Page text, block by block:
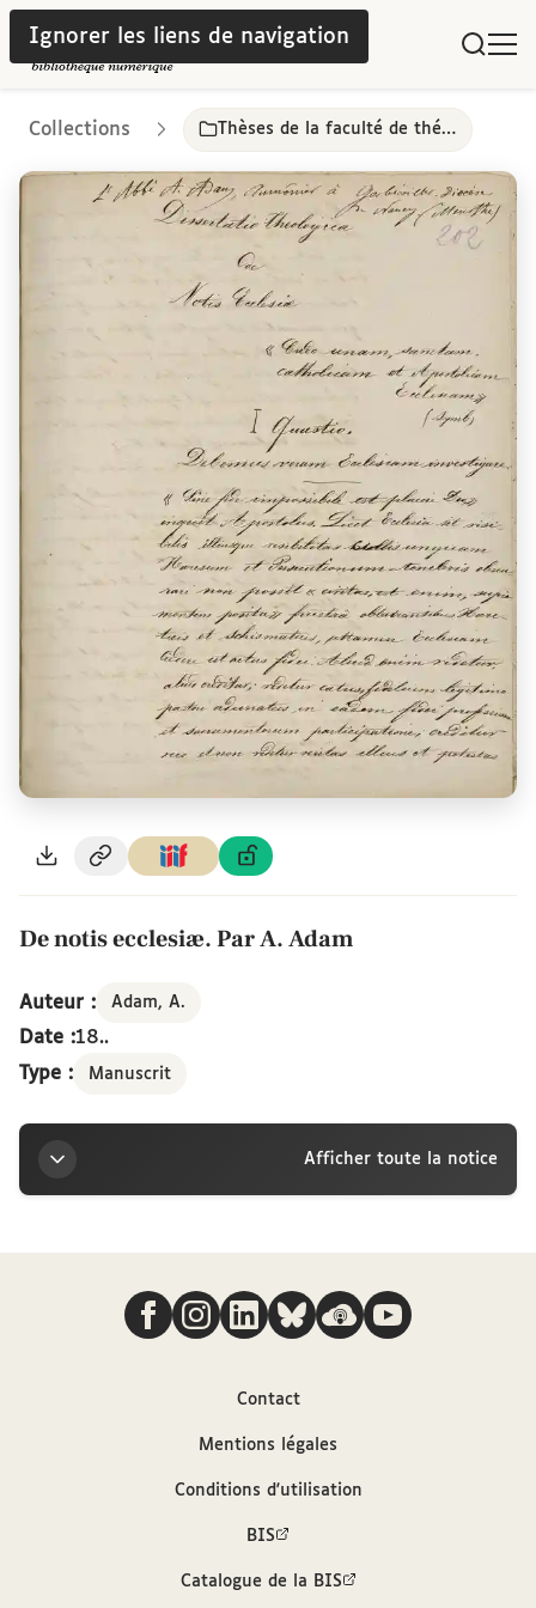
Ignorer les liens de navigation
Collections Thèses de la faculté de théologie, 19e siècle
De notis ecclesiæ. Par A. Adam
Auteur : Adam, A.
Date :18..
Type :
Manuscrit
Afficher toute la notice
Titre
De notis ecclesiæ. Par A. Adam
des archives et manuscrits Calames
Nous suivre
Contact
Mentions légales
Conditions d'utilisation
BIS
Catalogue de la BIS